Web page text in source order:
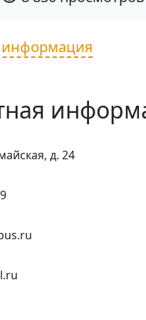
информация
д. 24